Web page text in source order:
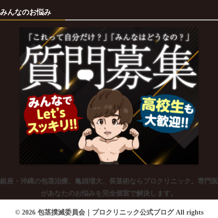
みんなのお悩み
銀座・沖縄の包茎治療、亀頭増大、長茎術ならプロクリニック。専門医
があなたのお悩みを完全個室で解決します。
© 2026 包茎撲滅委員会｜プロクリニック公式ブログ All rights